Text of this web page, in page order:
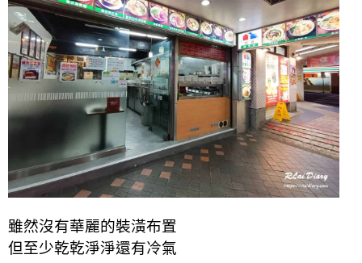
雖然沒有華麗的裝潢布置
但至少乾乾淨淨還有冷氣